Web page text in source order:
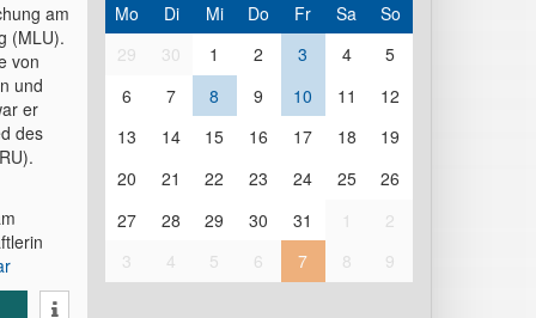
am
(MLU).
von
und
er
des
Mo Di Mi Do Fr Sa
So
29
30 1 2 3 4
5
6
7 8 9 10 11
12
13
14 15 16 17 18
19
20
21 22 23 24 25
26
27
28 29 30 31 1
2
3
4 5 6 7 8 9